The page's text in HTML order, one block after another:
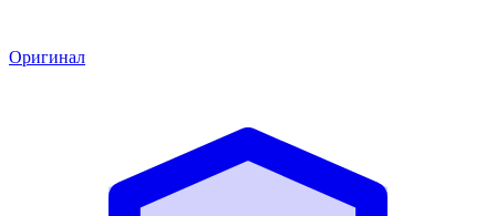
Оригинал